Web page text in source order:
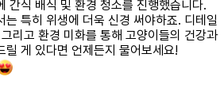
간식 배식 및 환경 청소를 진행했습니다.
는 특히 위생에 더욱 신경 써야하죠. 디테일
리고 환경 미화를 통해 고양이들의 건강과
릴 게 있다면 언제든지 물어보세요!